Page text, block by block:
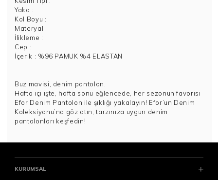
Yaka :
Kol Boyu :
Materyal :
İlikleme :
Cep :
İçerik : %96 PAMUK %4 ELASTAN
Buz mavisi, denim pantolon.
Hafta içi işte, hafta sonu eğlencede, her sezonun favorisi
Efor Denim Pantolon ile şıklığı yakalayın! Efor’un Denim
Koleksiyonu’na göz atın, tarzınıza uygun denim
pantolonları keşfedin!
KURUMSAL